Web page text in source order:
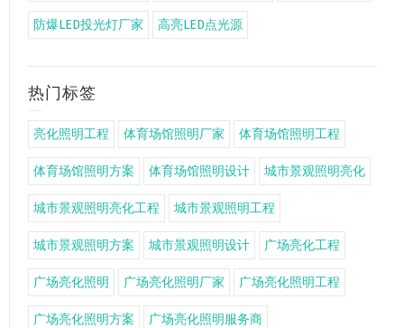
防爆LED投光灯厂家 高亮LED点光源
热门标签
亮化照明工程 体育场馆照明厂家 体育场馆照明工程
体育场馆照明方案 体育场馆照明设计 城市景观照明亮化
城市景观照明亮化工程 城市景观照明工程
城市景观照明方案 城市景观照明设计 广场亮化工程
广场亮化照明 广场亮化照明厂家 广场亮化照明工程
广场亮化照明方案 广场亮化照明服务商